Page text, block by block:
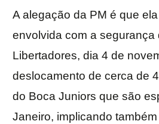
A alegação da PM é que
envolvida com a segurança
Libertadores, dia 4 de
deslocamento de cerca de
do Boca Juniors que são
Janeiro, implicando